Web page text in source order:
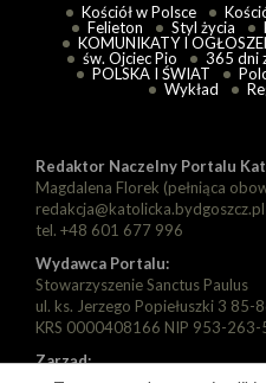
Kościół w Polsce
Felieton
Styl życia
KOMUNIKATY I
św. Ojciec Pio
365 dni
POLSKA I ŚWIAT
Wykład
Redaktor Naczelny Portalu
Magdalena Florek (pełniąca
redakcja@katolicka.bydgoszcz.pl
tel. +48 601 677 996
Wydawca Portalu:
Stowarzyszenie Sanctus Paulus
ul. ks. Jerzego Popiełuszki 3 85-
KRS 0000408166 NIP 953-
Zarząd: